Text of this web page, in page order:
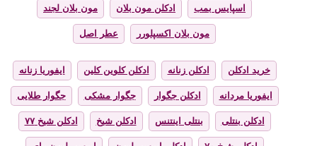
اسپایس بمب ادکلن مون بلان مون بلان لجند
مون بلان اکسپلورر عطر اصل
خرید ادکلن ادکلن زنانه ادکلن کلوین کلین ایفوریا زنانه
ایفوریا مردانه ادکلن جگوار جگوار مشکی جگوار طلایی
ادکلن بنتلی بنتلی اینتنس ادکلن شیخ ادکلن شیخ ۷۷